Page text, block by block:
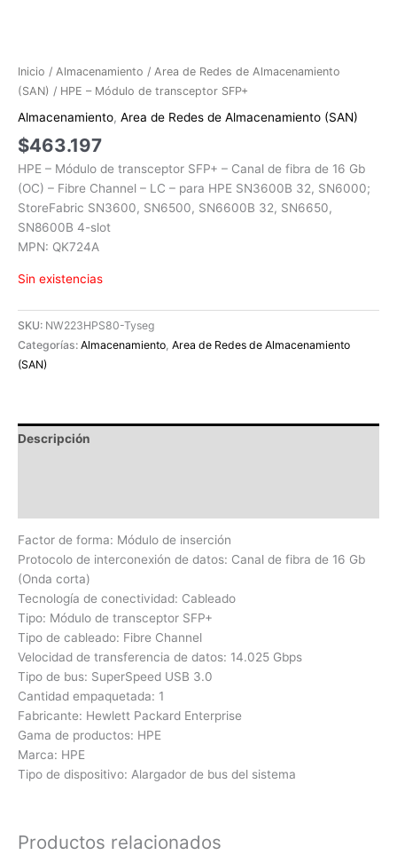
Inicio / Almacenamiento / Area de Redes de Almacenamiento
(SAN) / HPE – Módulo de transceptor SFP+
Almacenamiento, Area de Redes de Almacenamiento (SAN)
$463.197
HPE – Módulo de transceptor SFP+ – Canal de fibra de 16 Gb
(OC) – Fibre Channel – LC – para HPE SN3600B 32, SN6000;
StoreFabric SN3600, SN6500, SN6600B 32, SN6650,
SN8600B 4-slot
MPN: QK724A
Sin existencias
SKU: NW223HPS80-Tyseg
Categorías: Almacenamiento Area de Redes de Almacenamiento
(SAN)
Descripción
Factor de forma: Módulo de inserción
Protocolo de interconexión de datos: Canal de fibra de 16 Gb
(Onda corta)
Tecnología de conectividad: Cableado
Tipo: Módulo de transceptor SFP+
Tipo de cableado: Fibre Channel
Velocidad de transferencia de datos: 14.025 Gbps
Tipo de bus: SuperSpeed USB 3.0
Cantidad empaquetada: 1
Fabricante: Hewlett Packard Enterprise
Gama de productos: HPE
Marca: HPE
Tipo de dispositivo: Alargador de bus del sistema
Productos relacionados